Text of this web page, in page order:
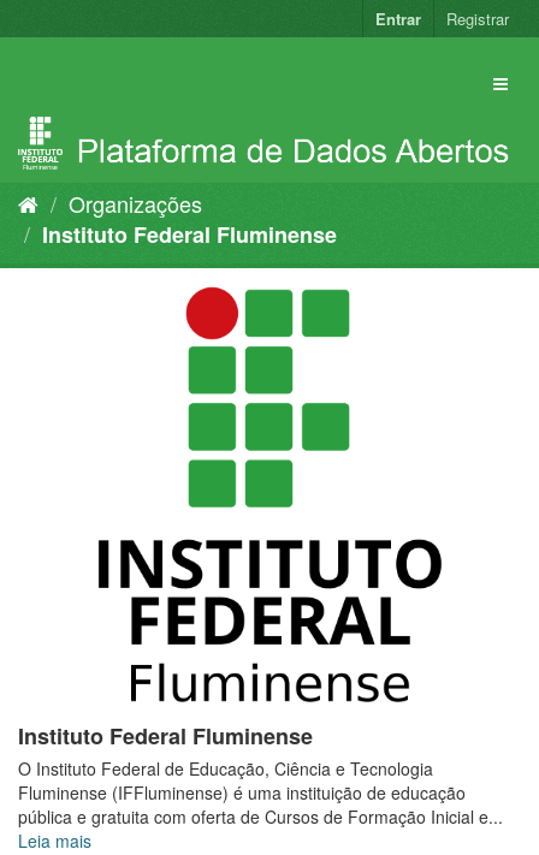
para
Entrar Registrar
Organizações
Instituto Federal Fluminense
Instituto Federal Fluminense
O Instituto Federal de Educação, Ciência e Tecnologia
Fluminense (IFFluminense) é uma instituição de educação
pública e gratuita com oferta de Cursos de Formação Inicial e...
Leia mais